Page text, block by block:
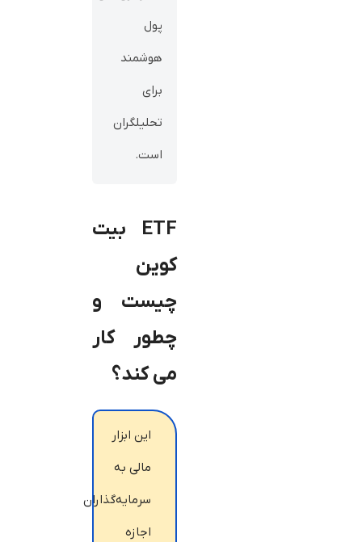
پول
هوشمند
برای
تحلیلگران
است.
ETF بیت‌
کوین
چیست و
چطور کار
می ‌کند؟
این ابزار
مالی به
سرمایه‌گذاران
اجازه